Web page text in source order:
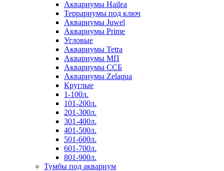
Аквариумы Hailea
Террариумы под ключ
Аквариумы Juwel
Аквариумы Prime
Угловые
Аквариумы Tetra
Аквариумы МП
Аквариумы ССБ
Аквариумы Zelaqua
Круглые
1-100л.
101-200л.
201-300л.
301-400л.
401-500л.
501-600л.
601-700л.
801-900л.
Тумбы под аквариум